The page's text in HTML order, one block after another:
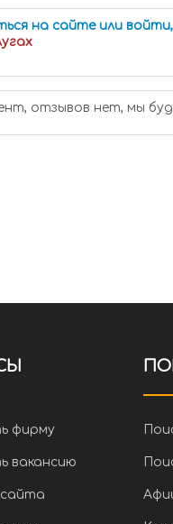
на сайте или
отзывов нет, мы
фирму
вакансию
сайта